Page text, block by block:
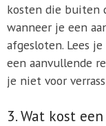
kosten die buiten
wanneer je een
afgesloten. Lees
een aanvullende
je niet voor
3. Wat kost